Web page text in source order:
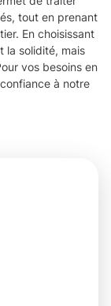
tout en prenant
En choisissant
la solidité, mais
vos besoins en
à notre